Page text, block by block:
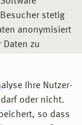
stetig
anonymisiert
Daten zu
Ihre Nutzer-
oder nicht.
so dass